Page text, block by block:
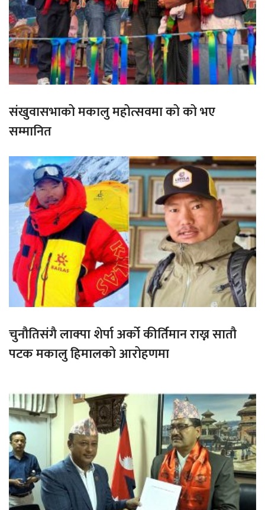
संखुवासभाको मकालु महोत्सवमा को को भए
सम्मानित
चुनौतिसंगै लाक्पा शेर्पा अर्को कीर्तिमान राख्न सातौ
पटक मकालु हिमालको आरोहणमा